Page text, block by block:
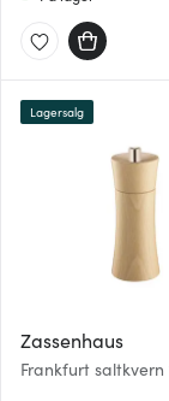
Zassenhaus
Frankfurt saltkvern
Lagersalg